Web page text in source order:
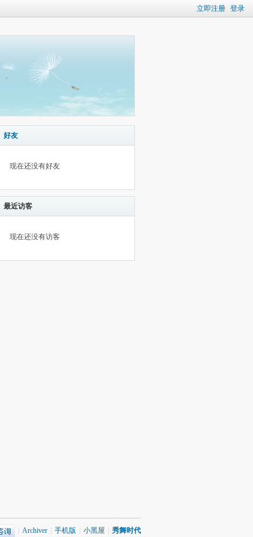
立即注册 登录
好友
现在还没有好友
最近访客
现在还没有访客
Archiver 手机版 小黑屋 秀舞时代